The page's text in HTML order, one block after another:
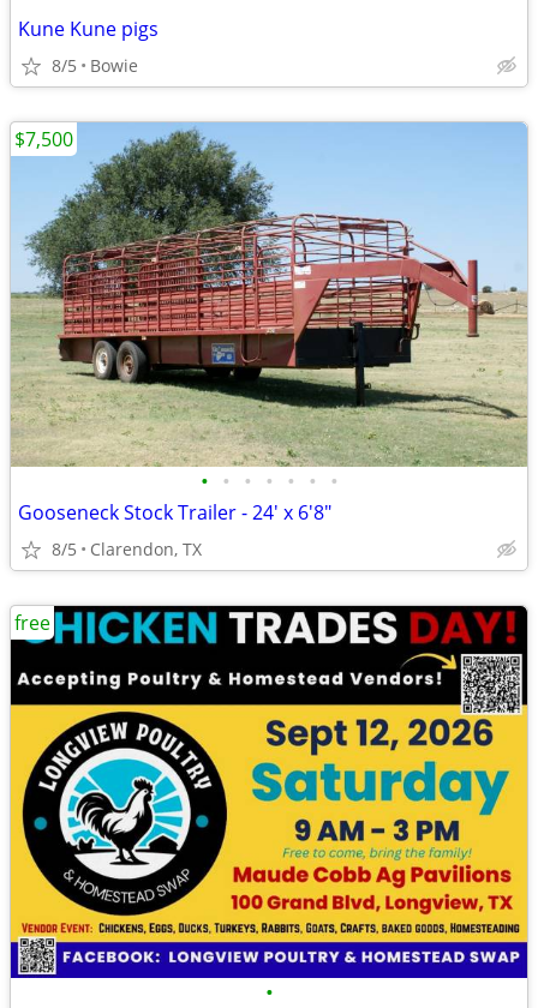
Kune Kune pigs
8/5 Bowie
• • • • • • •
Gooseneck Stock Trailer - 24' x 6'8"
8/5 Clarendon, TX
$7,500
•
free